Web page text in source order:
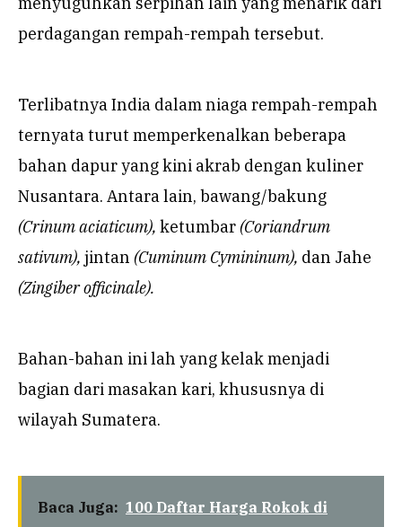
perdagangan rempah-rempah tersebut.
Terlibatnya India dalam niaga rempah-rempah
ternyata turut memperkenalkan beberapa
bahan dapur yang kini akrab dengan kuliner
Nusantara. Antara lain, bawang/bakung
(Crinum aciaticum), ketumbar(Coriandrum
sativum), jintan (Cuminum Cymininum), dan Jahe
(Zingiber officinale).
Bahan-bahan ini lah yang kelak menjadi
bagian dari masakan kari, khususnya di
wilayah Sumatera.
Baca Juga: 100 Daftar Harga Rokok di